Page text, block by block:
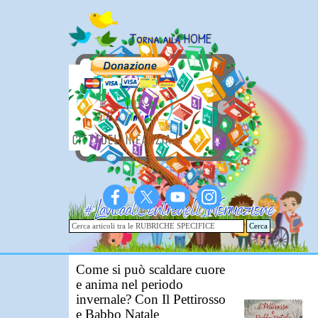
Torna alla HOME
Cerca
Come si può scaldare cuore
e anima nel periodo
invernale? Con Il Pettirosso
e Babbo Natale